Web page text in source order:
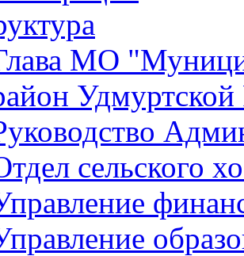
МО
сельского